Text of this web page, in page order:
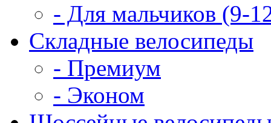
- Для мальчиков (9-
Складные велосипеды
- Премиум
- Эконом